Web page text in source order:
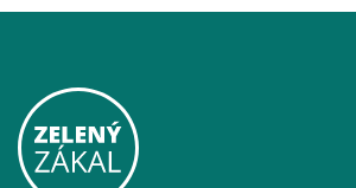
centrální ostrost zrakovou. Dále